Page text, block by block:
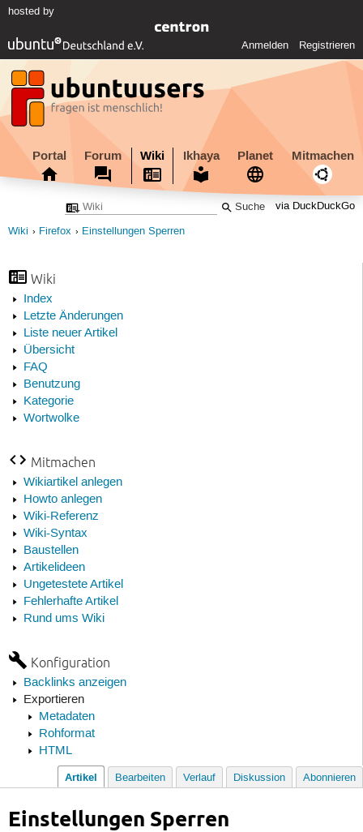
hosted by
Anmelden Registrieren
Portal Forum Wiki Ikhaya Planet Mitmachen
via DuckDuckGo
Wiki Firefox Einstellungen Sperren
Wiki
Index
Letzte Änderungen
Liste neuer Artikel
Übersicht
FAQ
Benutzung
Kategorie
Wortwolke
Mitmachen
Wikiartikel anlegen
Howto anlegen
Wiki-Referenz
Wiki-Syntax
Baustellen
Artikelideen
Ungetestete Artikel
Fehlerhafte Artikel
Rund ums Wiki
Konfiguration
Backlinks anzeigen
Exportieren
Metadaten
Rohformat
HTML
Artikel Bearbeiten Verlauf Diskussion Abonnieren
Einstellungen Sperren